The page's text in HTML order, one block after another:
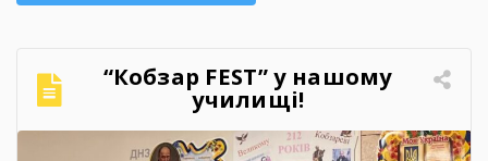
“Кобзар FEST” у нашому
училищі!